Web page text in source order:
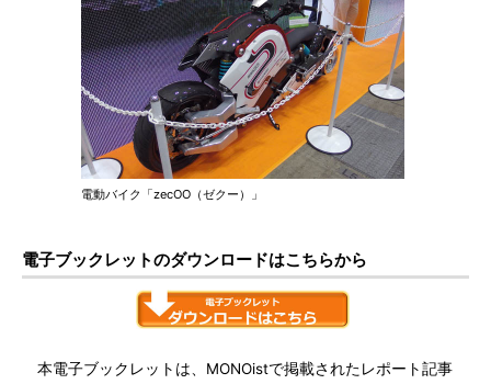
電動バイク「zecOO（ゼクー）」
電子ブックレットのダウンロードはこちらから
本電子ブックレットは、MONOistで掲載されたレポート記事